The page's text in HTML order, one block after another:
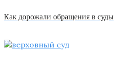
Как дорожали обращения в суды